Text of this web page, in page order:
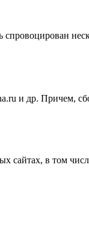
и др. Причем,
сайтах, в том